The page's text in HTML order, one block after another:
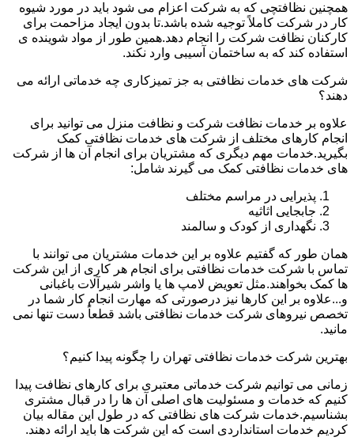
همچنین نظافتچی که به شرکت اعزام می شود باید در مورد شیوه
کار در شرکت کاملاً توجیه شده باشد.تا بدون ایجاد مزاحمت برای
کارکنان نظافت شرکت را انجام دهد.همین طور از مواد شوینده ی
استفاده کند که به ساختمان آسیبی وارد نکند.
شرکت های خدمات نظافتی به جز تمیزکاری چه خدماتی ارائه می
دهند؟
علاوه بر خدمات نظافت شرکت و نظافت منزل می توانید برای
انجام کارهای مختلف از شرکت های خدمات نظافتی کمک
بگیرید.خدمات مهم دیگری که مشتریان برای انجام آن ها از شرکت
های خدمات نظافتی کمک می گیرند شامل:
پذیرایی در مراسم مختلف
جابجایی اثاثیه
نگهداری از کودک و سالمند
همان طور که گفتیم علاوه بر این خدمات مشتریان می توانند با
تماس با شرکت خدمات نظافتی برای انجام هر کاری از این شرکت
ها کمک بخواهند.مثل تعویض لامپ ها یا واشر شیرآلات باغبانی
و...علاوه بر این کارها نیز درصورتی که مهارت انجام کار شما در
تخصص نیروهای شرکت خدمات نظافتی باشد قطعاً دست تنها نمی
مانید.
بهترین شرکت خدمات نظافتی تهران را چگونه پیدا کنیم؟
زمانی می توانیم شرکت خدماتی معتبری برای کارهای نظافت پیدا
کنیم که خدمات و مسئولیت های اصلی آن ها را در قبال مشتری
بشناسیم.خدمات شرکت های نظافتی که در طول این مقاله بیان
کردیم خدمات استانداردی است که این شرکت ها باید ارائه دهند.